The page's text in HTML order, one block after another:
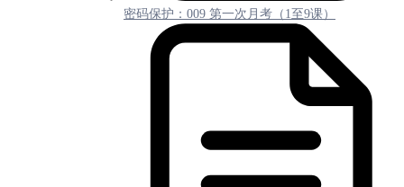
密码保护：009 第一次月考（1至9课）